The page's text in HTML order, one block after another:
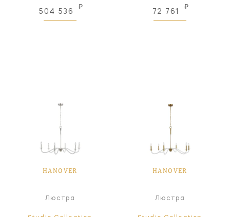
504 536
₽
72 761
₽
HANOVER
Люстра
HANOVER
Люстра